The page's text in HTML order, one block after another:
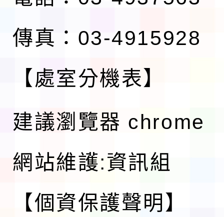
傳真：03-4915928
【處室分機表】
建議瀏覽器 chrome
網站維護:資訊組
【個資保護聲明】